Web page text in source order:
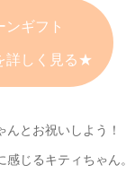
ンギフト
詳しく見る★
とお祝いしよう！
じるキティちゃん。